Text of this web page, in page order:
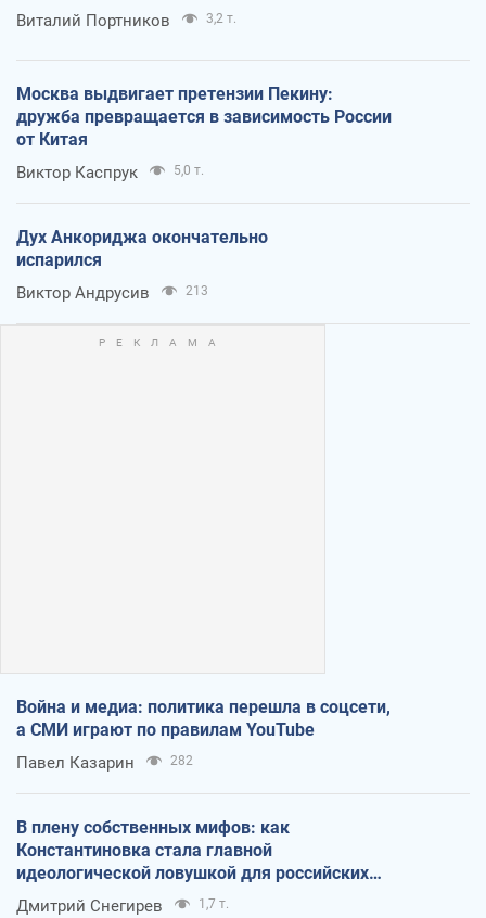
Виталий Портников 3,2 т.
Москва выдвигает претензии Пекину:
дружба превращается в зависимость России
от Китая
Виктор Каспрук 5,0 т.
Дух Анкориджа окончательно
испарился
Виктор Андрусив 213
Война и медиа: политика перешла в соцсети,
а СМИ играют по правилам YouTube
Павел Казарин 282
В плену собственных мифов: как
Константиновка стала главной
идеологической ловушкой для российских
оккупантов
Дмитрий Снегирев 1,7 т.